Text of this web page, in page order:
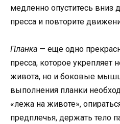
медленно опуститесь вниз
пресса и повторите
Планка — еще одно
пресса, которое
живота, но и боковые
выполнения планки
«лежа на животе»,
предплечья, держать тело